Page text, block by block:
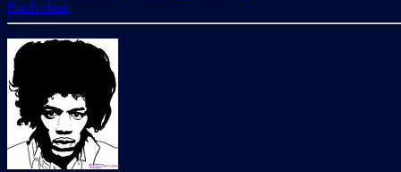
Nach oben